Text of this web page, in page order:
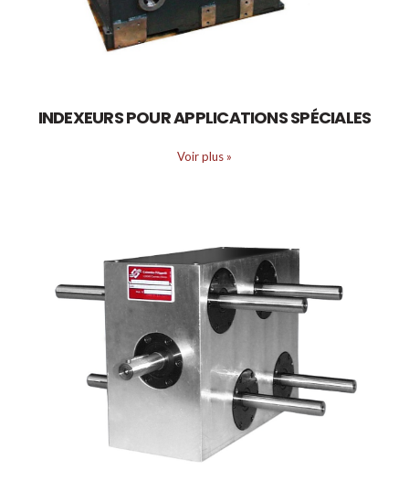
INDEXEURS POUR APPLICATIONS SPÉCIALES
Voir plus »